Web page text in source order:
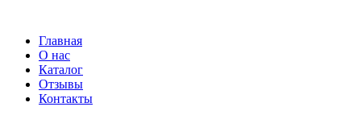
Главная
О нас
Каталог
Отзывы
Контакты